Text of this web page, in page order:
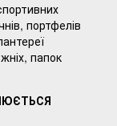
портфелів
папок